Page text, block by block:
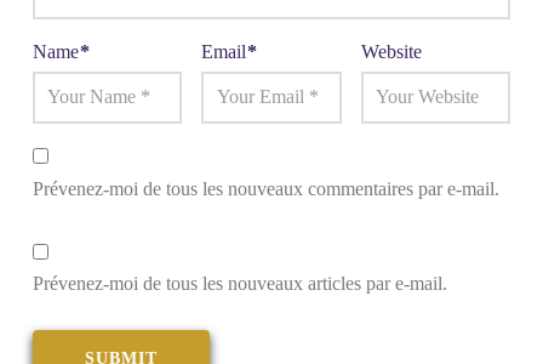
Name* Email* Website
Prévenez-moi de tous les nouveaux commentaires par e-mail.
Prévenez-moi de tous les nouveaux articles par e-mail.